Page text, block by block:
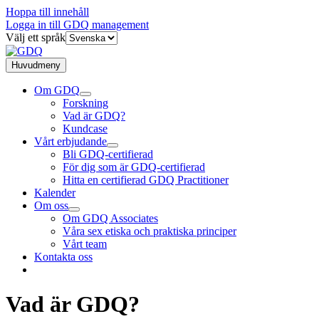
Hoppa till innehåll
Logga in till GDQ management
Välj ett språk
Huvudmeny
Om GDQ
Forskning
Vad är GDQ?
Kundcase
Vårt erbjudande
Bli GDQ-certifierad
För dig som är GDQ-certifierad
Hitta en certifierad GDQ Practitioner
Kalender
Om oss
Om GDQ Associates
Våra sex etiska och praktiska principer
Vårt team
Kontakta oss
Vad är GDQ?